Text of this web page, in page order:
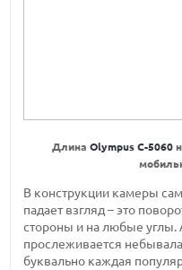
Длина Olympus C-5060
В конструкции камеры
падает взгляд – это
стороны и на любые
прослеживается
буквально каждая